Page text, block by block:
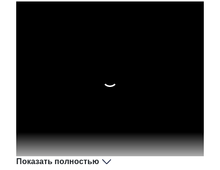
Показать полностью